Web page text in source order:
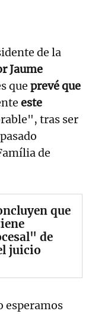
de la
Jaume
que prevé que
este
tras ser
de
que
de
juicio
esperamos